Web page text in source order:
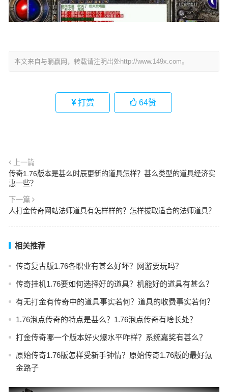
本文来自与躺赢网，转载请注明出处http://www.149x.com。
打赏 64赞
上一篇
传奇1.76版本是甚么时辰更新的道具怎样？甚么类型的道具经济实
惠一些？
下一篇
人打金传奇网站法师道具有怎样样的？怎样拔取适合的法师道具？
相关推荐
传奇复古版1.76各职业有甚么好坏？网游要玩吗？
传奇挂机1.76要如何选择好的道具？机能好的道具有甚么？
有无打金有传奇中的道具事实若何？道具的收费事实若何？
1.76泡点传奇的特点是甚么？1.76泡点传奇有啥长处？
打金传奇哪一个版本好火爆水平咋样？系统嘉奖有甚么？
原始传奇1.76版怎样受新手钟情？原始传奇1.76版的最好氪
金路子